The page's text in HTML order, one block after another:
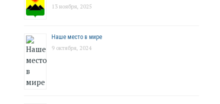
13 ноября, 2025
Наше место в мире
9 октября, 2024